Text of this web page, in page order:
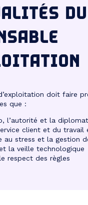
DU
doit faire
que :
l’autorité et la
client et du travail
au stress et la gestion
la veille technologique
respect des règles